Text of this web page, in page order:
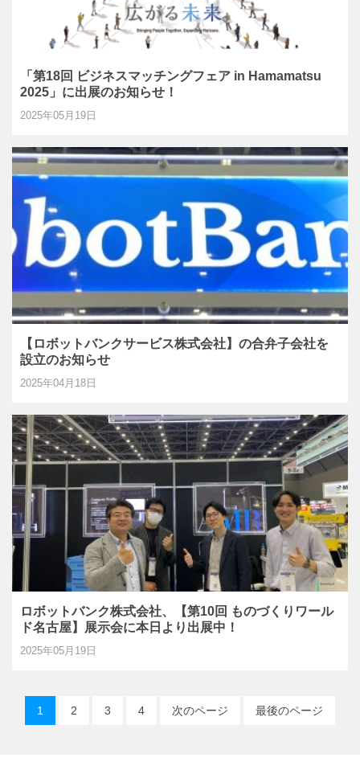
「第18回 ビジネスマッチングフェア in Hamamatsu
2025」に出展のお知らせ！
2025年05月19日
【ロボットバンクサービス株式会社】の合弁子会社を
設立のお知らせ
2025年04月18日
ロボットバンク株式会社、【第10回 ものづくりワール
ド名古屋】展示会に本日より出展中！
2025年05月19日
1 2 3 4 次のページ 最後のページ